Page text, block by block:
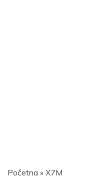
Početna » X7M